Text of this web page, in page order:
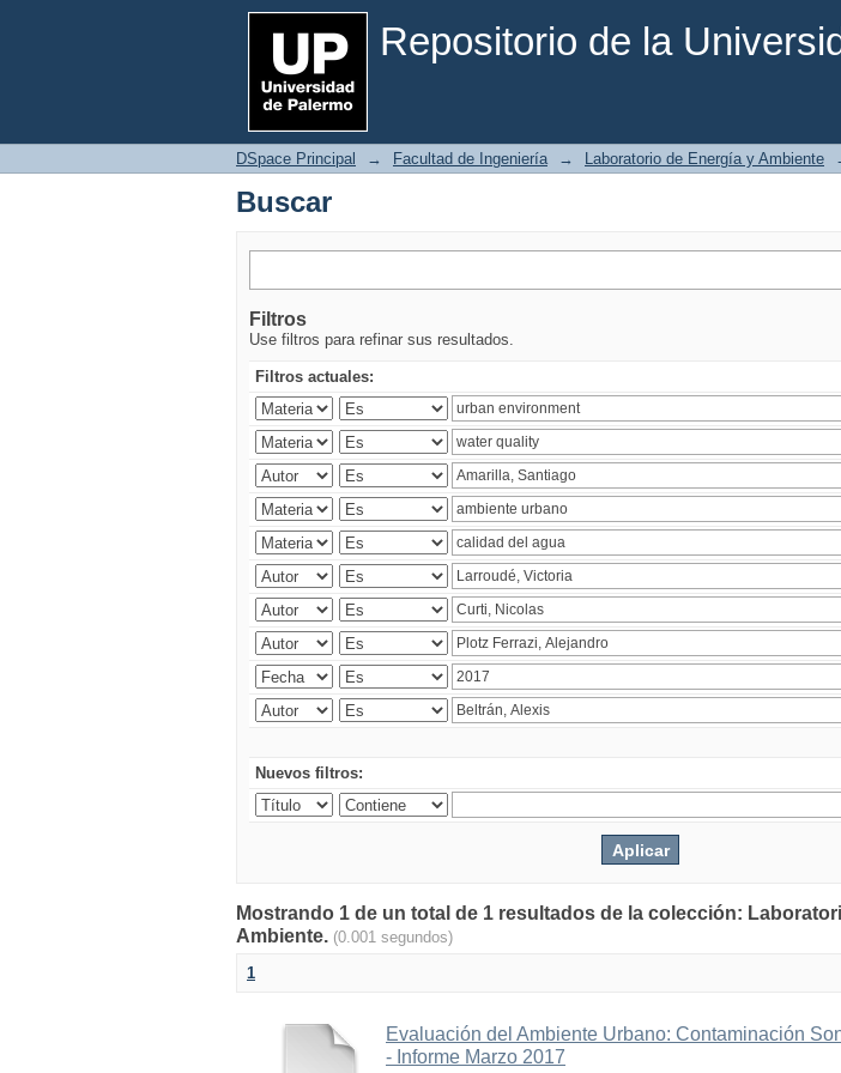
Repositorio de la
Buscar
DSpace Principal → Facultad de Ingeniería → Laboratorio de Energía y Ambiente
Buscar
Filtros
Use filtros para refinar sus resultados.
Filtros actuales:
Nuevos filtros:
Mostrando 1 de un total de 1 resultados de la colección:
Ambiente. (0.001 segundos)
1
Evaluación del Ambiente Urbano: Contaminación
- Informe Marzo 2017